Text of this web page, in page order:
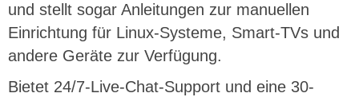
und stellt sogar Anleitungen zur manuellen
Einrichtung für Linux-Systeme, Smart-TVs und
andere Geräte zur Verfügung.
Bietet 24/7-Live-Chat-Support und eine 30-